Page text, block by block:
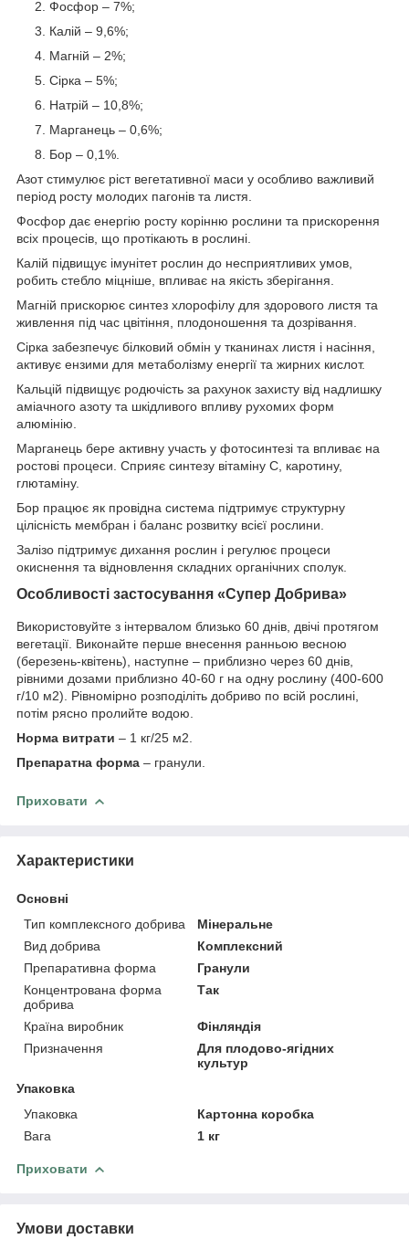
Фосфор – 7%;
Калій – 9,6%;
Магній – 2%;
Сірка – 5%;
Натрій – 10,8%;
Марганець – 0,6%;
Бор – 0,1%.
Азот стимулює ріст вегетативної маси у особливо важливий
період росту молодих пагонів та листя.
Фосфор дає енергію росту корінню рослини та прискорення
всіх процесів, що протікають в рослині.
Калій підвищує імунітет рослин до несприятливих умов,
робить стебло міцніше, впливає на якість зберігання.
Магній прискорює синтез хлорофілу для здорового листя та
живлення під час цвітіння, плодоношення та дозрівання.
Сірка забезпечує білковий обмін у тканинах листя і насіння,
активує ензими для метаболізму енергії та жирних кислот.
Кальцій підвищує родючість за рахунок захисту від надлишку
аміачного азоту та шкідливого впливу рухомих форм
алюмінію.
Марганець бере активну участь у фотосинтезі та впливає на
ростові процеси. Сприяє синтезу вітаміну С, каротину,
глютаміну.
Бор працює як провідна система підтримує структурну
цілісність мембран і баланс розвитку всієї рослини.
Залізо підтримує дихання рослин і регулює процеси
окиснення та відновлення складних органічних сполук.
Особливості застосування «Супер Добрива»
Використовуйте з інтервалом близько 60 днів, двічі протягом
вегетації. Виконайте перше внесення ранньою весною
(березень-квітень), наступне – приблизно через 60 днів,
рівними дозами приблизно 40-60 г на одну рослину (400-600
г/10 м2). Рівномірно розподіліть добриво по всій рослині,
потім рясно пролийте водою.
Норма витрати – 1 кг/25 м2.
Препаратна форма – гранули.
Приховати
Характеристики
Основні
Тип комплексного добрива
Мінеральне
Вид добрива
Комплексний
Препаративна форма
Гранули
Концентрована форма
добрива
Так
Країна виробник
Фінляндія
Призначення
Для плодово-ягідних
культур
Упаковка
Упаковка
Картонна коробка
Вага
1 кг
Приховати
Умови доставки